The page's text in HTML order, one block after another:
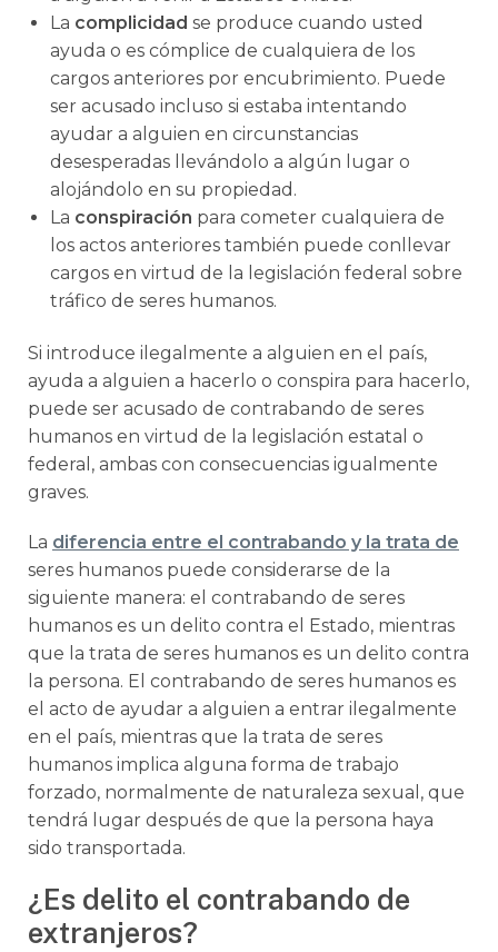
La complicidad se produce cuando usted
ayuda o es cómplice de cualquiera de los
cargos anteriores por encubrimiento. Puede
ser acusado incluso si estaba intentando
ayudar a alguien en circunstancias
desesperadas llevándolo a algún lugar o
alojándolo en su propiedad.
La conspiración para cometer cualquiera de
los actos anteriores también puede conllevar
cargos en virtud de la legislación federal sobre
tráfico de seres humanos.
Si introduce ilegalmente a alguien en el país,
ayuda a alguien a hacerlo o conspira para hacerlo,
puede ser acusado de contrabando de seres
humanos en virtud de la legislación estatal o
federal, ambas con consecuencias igualmente
graves.
La diferencia entre el contrabando y la trata de
seres humanos puede considerarse de la
siguiente manera: el contrabando de seres
humanos es un delito contra el Estado, mientras
que la trata de seres humanos es un delito contra
la persona. El contrabando de seres humanos es
el acto de ayudar a alguien a entrar ilegalmente
en el país, mientras que la trata de seres
humanos implica alguna forma de trabajo
forzado, normalmente de naturaleza sexual, que
tendrá lugar después de que la persona haya
sido transportada.
¿Es delito el contrabando de
extranjeros?